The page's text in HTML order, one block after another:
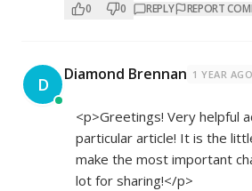
0 0 REPLY REPORT
D Diamond Brennan 1 YEAR AGO
<p>Greetings! Very helpful
particular article! It is the
make the most important
lot for sharing!</p>